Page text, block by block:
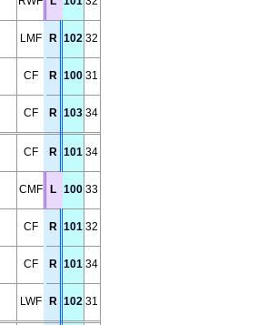
LMF R 102 32
CF R 100 31
CF R 103 34
CF R 101 34
CMF L 100 33
CF R 101 32
CF R 101 34
LWF R 102 31